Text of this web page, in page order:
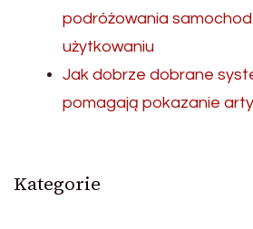
podróżowania
użytkowaniu
Jak dobrze dobrane
pomagają pokazanie
Kategorie